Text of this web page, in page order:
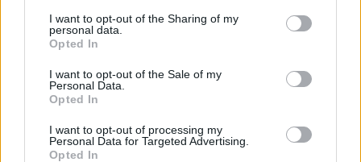
I want to opt-out of the Sharing of my
personal data.
Opted In
I want to opt-out of the Sale of my
Personal Data.
Opted In
I want to opt-out of processing my
Personal Data for Targeted Advertising.
Opted In
ΣΧΕΤΙΚA AΡΘΡΑ